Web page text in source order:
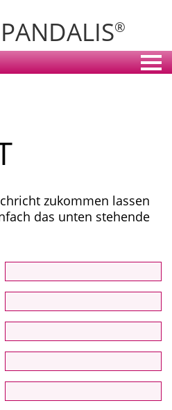
®
zukommen lassen
das unten stehende